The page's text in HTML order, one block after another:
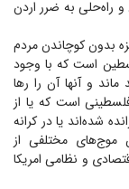
راه‌حلی به ضرر اردن
بدون کوچاندن مردم
است که با وجود
و آنها آن را رها
است که یا از
شد، رانده شده‌اند یا در کرانه
موج‌های مختلفی از
و نظامی امریکا